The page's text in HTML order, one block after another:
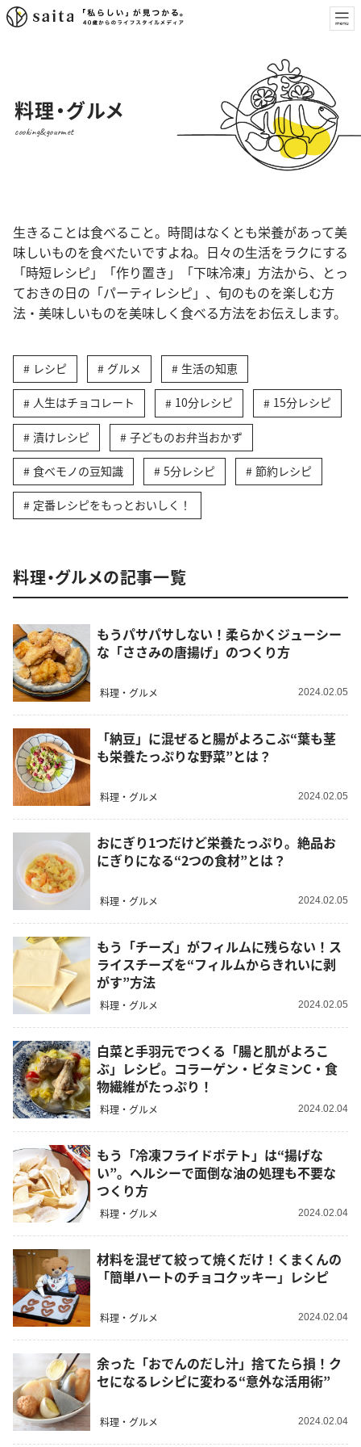
料理・グルメ
cooking&gourmet
生きることは食べること。時間はなくとも栄養があって美
味しいものを食べたいですよね。日々の生活をラクにする
「時短レシピ」「作り置き」「下味冷凍」方法から、とっ
ておきの日の「パーティレシピ」、旬のものを楽しむ方
法・美味しいものを美味しく食べる方法をお伝えします。
レシピ グルメ 生活の知恵
人生はチョコレート 10分レシピ 15分レシピ
漬けレシピ 子どものお弁当おかず
食べモノの豆知識 5分レシピ 節約レシピ
定番レシピをもっとおいしく！
料理・グルメの記事一覧
もうパサパサしない！柔らかくジューシー
な「ささみの唐揚げ」のつくり方
料理・グルメ 2024.02.05
「納豆」に混ぜると腸がよろこぶ“葉も茎
も栄養たっぷりな野菜”とは？
料理・グルメ 2024.02.05
おにぎり1つだけど栄養たっぷり。絶品お
にぎりになる“2つの食材”とは？
料理・グルメ 2024.02.05
もう「チーズ」がフィルムに残らない！ス
ライスチーズを“フィルムからきれいに剥
がす”方法
料理・グルメ 2024.02.05
白菜と手羽元でつくる「腸と肌がよろこ
ぶ」レシピ。コラーゲン・ビタミンC・食
物繊維がたっぷり！
料理・グルメ 2024.02.04
もう「冷凍フライドポテト」は“揚げな
い”。ヘルシーで面倒な油の処理も不要な
つくり方
料理・グルメ 2024.02.04
材料を混ぜて絞って焼くだけ！くまくんの
「簡単ハートのチョコクッキー」レシピ
料理・グルメ 2024.02.04
余った「おでんのだし汁」捨てたら損！ク
セになるレシピに変わる“意外な活用術”
料理・グルメ 2024.02.04